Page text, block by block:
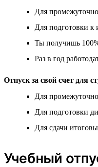
Для
Для подготовки к
Ты получишь
Раз в год
Отпуск за свой счет для
Для
Для подготовки
Для сдачи
Учебный